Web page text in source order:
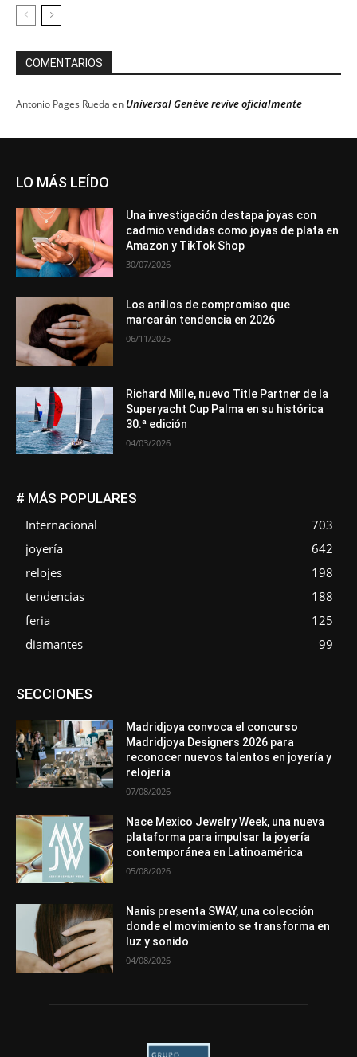
COMENTARIOS
Antonio Pages Rueda en Universal Genève revive oficialmente
LO MÁS LEÍDO
Una investigación destapa joyas con
cadmio vendidas como joyas de plata en
Amazon y TikTok Shop
30/07/2026
Los anillos de compromiso que
marcarán tendencia en 2026
06/11/2025
Richard Mille, nuevo Title Partner de la
Superyacht Cup Palma en su histórica
30.ª edición
04/03/2026
# MÁS POPULARES
Internacional
703
joyería
642
relojes
198
tendencias
188
feria
125
diamantes
99
SECCIONESAsociaciones
Entrevistas
Opiniones
Premios Secciones
Madridjoya convoca el concurso
Madridjoya Designers 2026 para
reconocer nuevos talentos en joyería y
relojería
07/08/2026
Nace Mexico Jewelry Week, una nueva
plataforma para impulsar la joyería
contemporánea en Latinoamérica
05/08/2026
Nanis presenta SWAY, una colección
donde el movimiento se transforma en
luz y sonido
04/08/2026